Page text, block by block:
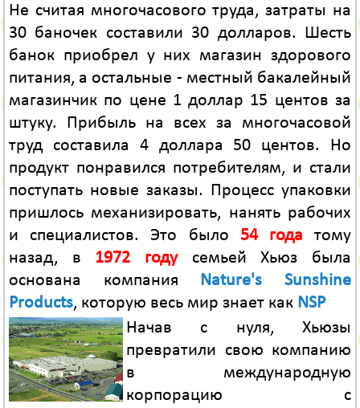
Не считая многочасового труда, затраты на
30 баночек составили 30 долларов. Шесть
банок приобрел у них магазин здорового
питания, а остальные - местный бакалейный
магазинчик по цене 1 доллар 15 центов за
штуку. Прибыль на всех за многочасовой
труд составила 4 доллара 50 центов. Но
продукт понравился потребителям, и стали
поступать новые заказы. Процесс упаковки
пришлось механизировать, нанять рабочих
и специалистов. Это было 54 года тому
назад, в 1972 годусемьей Хьюз была
основана компания Nature's Sunshine
Products, которую весь мир знает как NSP
Начав с нуля, Хьюзы
превратили свою компанию
в международную
корпорацию с